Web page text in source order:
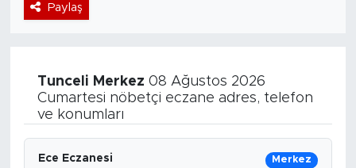
Paylaş
Tunceli Merkez 08 Ağustos 2026
Cumartesi nöbetçi eczane adres, telefon
ve konumları
Ece Eczanesi Merkez
Ekonomi
Sanat
Bölge
Son Dakika Haberleri